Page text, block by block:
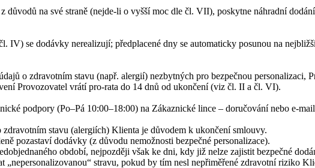
na své straně (nejde-li o vyšší moc dle čl. VII), poskytne náhradní
IV) se dodávky nerealizují; předplacené dny se automaticky posunou na
o zdravotním stavu (např. alergií) nezbytných pro bezpečnou personalizaci,
Provozovatel vrátí pro-rata do 14 dnů od ukončení (viz čl. II a čl. VI).
podpory (Po–Pá 10:00–18:00) na Zákaznické lince – doručování nebo e-
stavu (alergiích) Klienta je důvodem k ukončení smlouvy.
pozastaví dodávky (z důvodu nemožnosti bezpečné personalizace).
období, nejpozději však ke dni, kdy již nelze zajistit bezpečné
„nepersonalizovanou“ stravu, pokud by tím nesl nepřiměřené zdravotní riziko